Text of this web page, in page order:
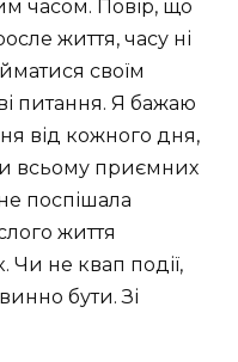
часом. Повір, що
життя, часу ні
своїм
питання. Я бажаю
від кожного дня,
всьому приємних
поспішала
життя
Чи не квап події,
бути. Зі